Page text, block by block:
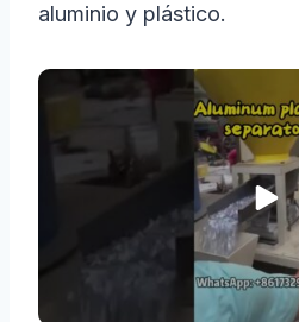
aluminio y plástico.